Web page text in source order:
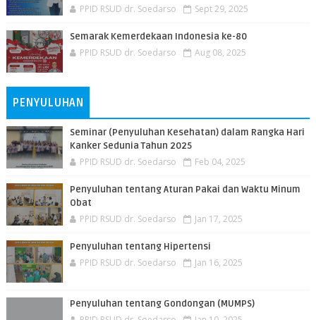
PPID RSUD dr. Soedarso Sept 29, 2025
Semarak Kemerdekaan Indonesia ke-80
PPID RSUD dr. Soedarso Aug 08, 2025
PENYULUHAN
Seminar (Penyuluhan Kesehatan) dalam Rangka Hari
Kanker Sedunia Tahun 2025
PPID RSUD dr. Soedarso Feb 04, 2025
Penyuluhan tentang Aturan Pakai dan Waktu Minum
Obat
PPID RSUD dr. Soedarso Jan 17, 2025
Penyuluhan tentang Hipertensi
PPID RSUD dr. Soedarso Jan 16, 2025
Penyuluhan tentang Gondongan (MUMPS)